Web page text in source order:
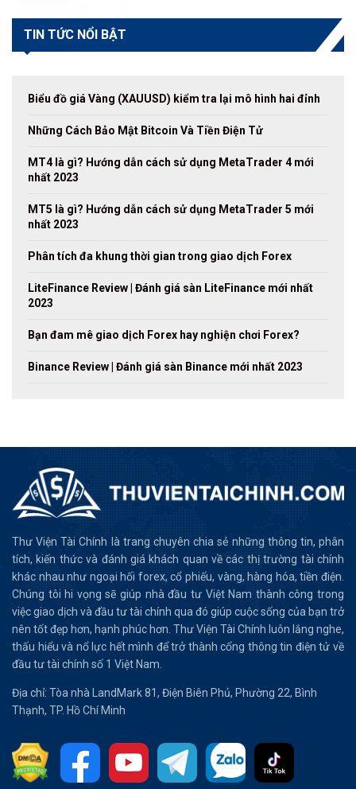
TIN TỨC NỔI BẬT
Biểu đồ giá Vàng (XAUUSD) kiểm tra lại mô hình hai đỉnh
Những Cách Bảo Mật Bitcoin Và Tiền Điện Tử
MT4 là gì? Hướng dẫn cách sử dụng MetaTrader 4 mới
nhất 2023
MT5 là gì? Hướng dẫn cách sử dụng MetaTrader 5 mới
nhất 2023
Phân tích đa khung thời gian trong giao dịch Forex
LiteFinance Review | Đánh giá sàn LiteFinance mới nhất
2023
Bạn đam mê giao dịch Forex hay nghiện chơi Forex?
Binance Review | Đánh giá sàn Binance mới nhất 2023
Thư Viện Tài Chính là trang chuyên chia sẻ những thông tin, phân
tích, kiến thức và đánh giá khách quan về các thị trường tài chính
khác nhau như ngoại hối forex, cổ phiếu, vàng, hàng hóa, tiền điện.
Chúng tôi hi vọng sẽ giúp nhà đầu tư Việt Nam thành công trong
việc giao dịch và đầu tư tài chính qua đó giúp cuộc sống của bạn trở
nên tốt đẹp hơn, hạnh phúc hơn. Thư Viện Tài Chính luôn lắng nghe,
thấu hiểu và nổ lực hết mình để trở thành cổng thông tin điện tử về
đầu tư tài chính số 1 Việt Nam.
Địa chỉ: Tòa nhà LandMark 81, Điện Biên Phủ, Phường 22, Bình
Thạnh, TP. Hồ Chí Minh